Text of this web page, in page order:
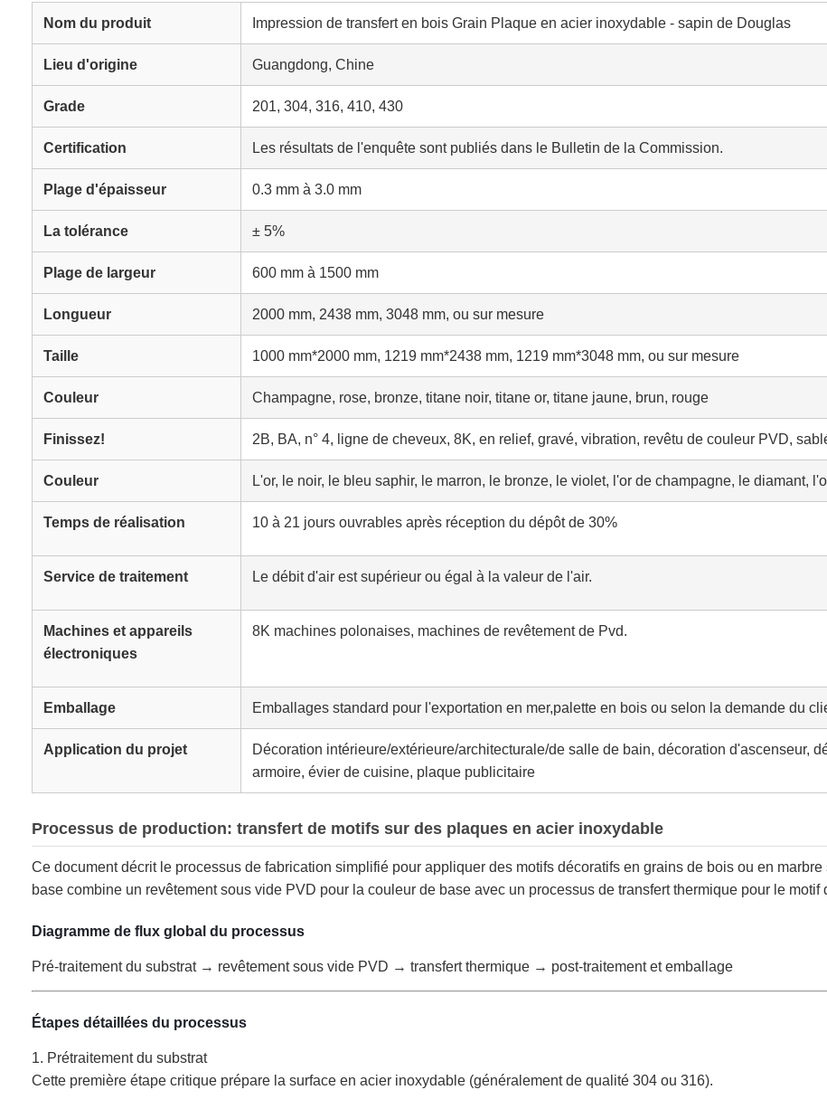
Nom du produit Impression de transfert en bois Grain Plaque en acier inoxydable - sapin de Douglas
Lieu d'origine Guangdong, Chine
Grade 201, 304, 316, 410, 430
Certification Les résultats de l'enquête sont publiés dans le Bulletin de la Commission.
Plage d'épaisseur 0.3 mm à 3.0 mm
La tolérance ± 5%
Plage de largeur 600 mm à 1500 mm
Longueur 2000 mm, 2438 mm, 3048 mm, ou sur mesure
Taille 1000 mm*2000 mm, 1219 mm*2438 mm, 1219 mm*3048 mm, ou sur mesure
Couleur Champagne, rose, bronze, titane noir, titane or, titane jaune, brun, rouge
Finissez! 2B, BA, n° 4, ligne de cheveux, 8K, en relief, gravé, vibration, revêtu de couleur PVD,
Couleur L'or, le noir, le bleu saphir, le marron, le bronze, le violet, l'or de champagne, le diamant,
Temps de réalisation 10 à 21 jours ouvrables après réception du dépôt de 30%
Service de traitement Le débit d'air est supérieur ou égal à la valeur de l'air.
Machines et appareils
électroniques
8K machines polonaises, machines de revêtement de Pvd.
Emballage Emballages standard pour l'exportation en mer,palette en bois ou selon la demande du
Application du projet
Décoration intérieure/extérieure/architecturale/de salle de bain, décoration d'ascenseur,
armoire, évier de cuisine, plaque publicitaire
Processus de production: transfert de motifs sur des plaques en acier inoxydable
Ce document décrit le processus de fabrication simplifié pour appliquer des motifs décoratifs en grains de bois ou en
base combine un revêtement sous vide PVD pour la couleur de base avec un processus de transfert thermique pour le motif
Diagramme de flux global du processus
Pré-traitement du substrat → revêtement sous vide PVD → transfert thermique → post-traitement et emballage
Étapes détaillées du processus
1. Prétraitement du substrat
Cette première étape critique prépare la surface en acier inoxydable (généralement de qualité 304 ou 316).